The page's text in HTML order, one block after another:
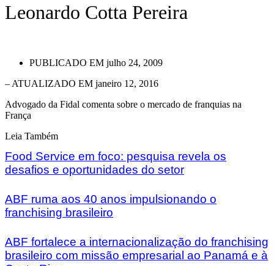
Leonardo Cotta Pereira
PUBLICADO EM julho 24, 2009
– ATUALIZADO EM janeiro 12, 2016
Advogado da Fidal comenta sobre o mercado de franquias na
França
Leia Também
Food Service em foco: pesquisa revela os
desafios e oportunidades do setor
ABF ruma aos 40 anos impulsionando o
franchising brasileiro
ABF fortalece a internacionalização do franchising
brasileiro com missão empresarial ao Panamá e à